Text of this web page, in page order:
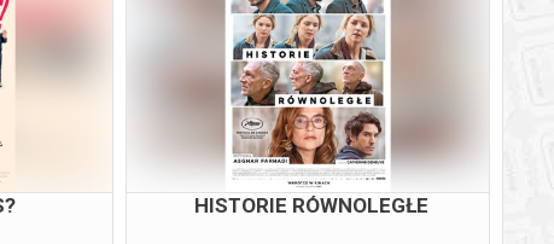
HISTORIE RÓWNOLEGŁE